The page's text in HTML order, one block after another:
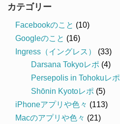
カテゴリー
Facebookのこと (10)
Googleのこと (16)
Ingress（イングレス）
(33)
Darsana Tokyoレポ (4)
Persepolis in Tohokuレポ
Shōnin Kyotoレポ (5)
iPhoneアプリや色々 (113)
Macのアプリや色々 (21)